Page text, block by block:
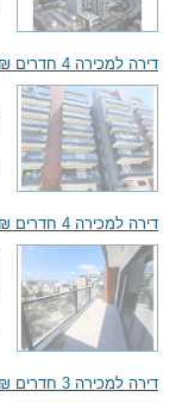
דירה למכירה 4 חדרים 3,150,000₪
דירה למכירה 4 חדרים 2,690,000₪
דירה למכירה 3 חדרים 1,950,000₪